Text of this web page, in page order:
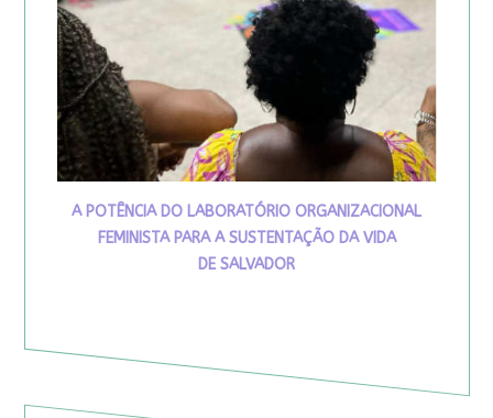
A POTÊNCIA DO LABORATÓRIO ORGANIZACIONAL
FEMINISTA PARA A SUSTENTAÇÃO DA VIDA
DE SALVADOR